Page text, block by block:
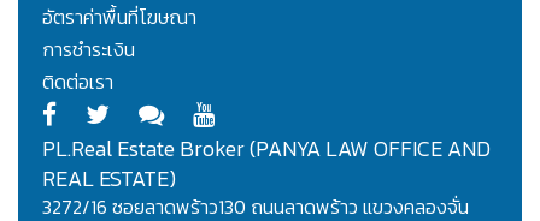
อัตราค่าพื้นที่โฆษณา
การชำระเงิน
ติดต่อเรา
PL.Real Estate Broker (PANYA LAW OFFICE AND
REAL ESTATE)
3272/16 ซอยลาดพร้าว130 ถนนลาดพร้าว แขวงคลองจั่น